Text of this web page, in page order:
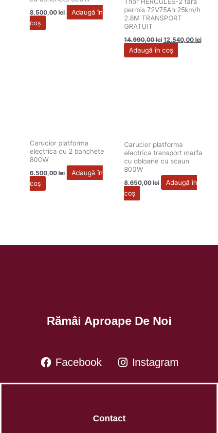
8.500,00lei
Adaugă în
coș
permis 72V75Ah 25km/h
2.8M TRANSPORT
GRATUIT
14.990,00lei 12.540,00 lei
Adaugă în coș
Carucior platforma
electrica cu 2 banchete
800W
6.500,00lei
Adaugă în
coș
Carucior platforma
electrica transport marfa
cu obloane cu scaun
800W
8.650,00 lei
Adaugă în
coș
Rămâi Aproape De Noi
Facebook Instagram
Contact